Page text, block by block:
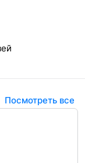
Посмотреть все